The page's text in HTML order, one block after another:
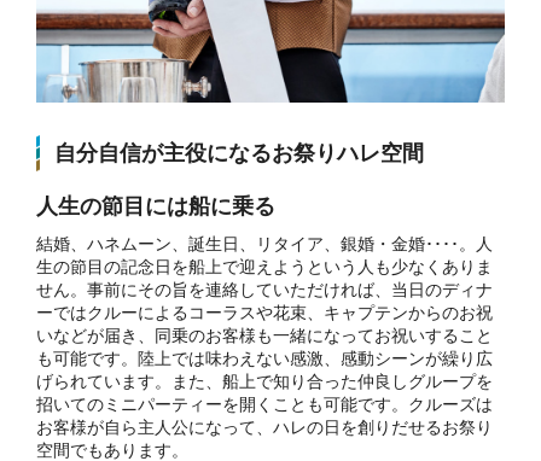
自分自信が主役になるお祭りハレ空間
人生の節目には船に乗る
結婚、ハネムーン、誕生日、リタイア、銀婚・金婚････。人
生の節目の記念日を船上で迎えようという人も少なくありま
せん。事前にその旨を連絡していただければ、当日のディナ
ーではクルーによるコーラスや花束、キャプテンからのお祝
いなどが届き、同乗のお客様も一緒になってお祝いすること
も可能です。陸上では味わえない感激、感動シーンが繰り広
げられています。また、船上で知り合った仲良しグループを
招いてのミニパーティーを開くことも可能です。クルーズは
お客様が自ら主人公になって、ハレの日を創りだせるお祭り
空間でもあります。